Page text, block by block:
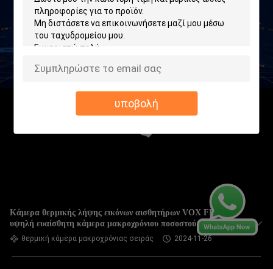
υποβολή
Κάμερα θερμικής λήψης εικόνων αισθητήρων VOX FPA,
υψηλή ευαίσθητη κάμερα μακροχρόνιου ποσοστού 20km
θερμική κάμερα μακροχρόνιας σειράς 2024-11-26